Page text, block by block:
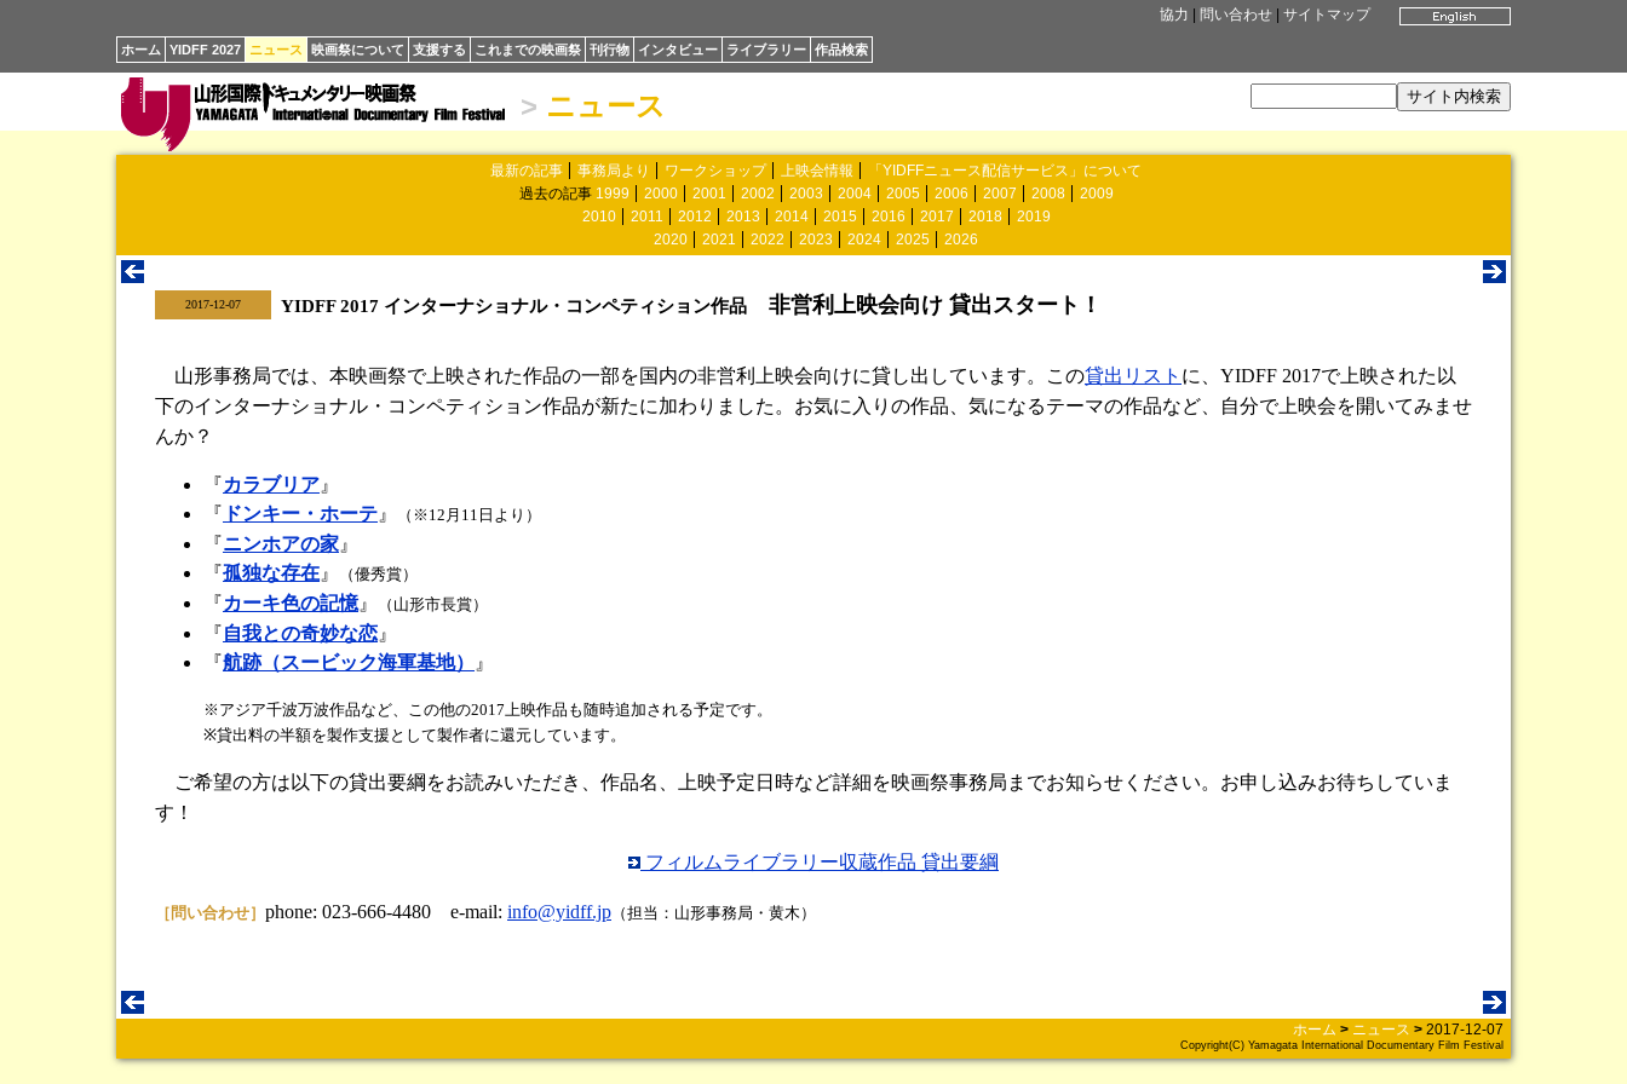
協力 問い合わせ サイトマップ
ホーム YIDFF 2027 ニュース 映画祭について 支援する これまでの映画祭 刊行物 インタビュー ライブラリー 作品検索
> ニュース
最新の記事 事務局より ワークショップ 上映会情報
「YIDFFニュース配信サービス」について
過去の記事 1999 2000 2001 2002 2003 2004 2005 2006 2007 2008
2009
2010
2011 2012 2013 2014 2015 2016 2017 2018
2019
2020
2021 2022 2023 2024 2025 2026
2017-12-07 YIDFF 2017 インターナショナル・コンペティション作品 非営利上映会向け 貸出スタート！
山形事務局では、本映画祭で上映された作品の一部を国内の非営利上映会向けに貸し出しています。この貸出リスト に、YIDFF 2017で上映された以
下のインターナショナル・コンペティション作品が新たに加わりました。お気に入りの作品、気になるテーマの作品など、自分で上映会を開いてみませ
んか？
『カラブリア 』
『 ドンキー・ホーテ 』 （※12月11日より）
『ニンホアの家 』
『孤独な存在 』 （優秀賞）
『カーキ色の記憶』 （山形市長賞）
『自我との奇妙な恋 』
『航跡（スービック海軍基地） 』
※アジア千波万波作品など、この他の2017上映作品も随時追加される予定です。
※貸出料の半額を製作支援として製作者に還元しています。
ご希望の方は以下の貸出要綱をお読みいただき、作品名、上映予定日時など詳細を映画祭事務局までお知らせください。お申し込みお待ちしていま
す！
フィルムライブラリー収蔵作品 貸出要綱
［問い合わせ］ phone: 023-666-4480 e-mail: info@yidff.jp （担当：山形事務局・黄木）
ホーム > ニュース > 2017-12-07
Copyright(C) Yamagata International Documentary Film Festival